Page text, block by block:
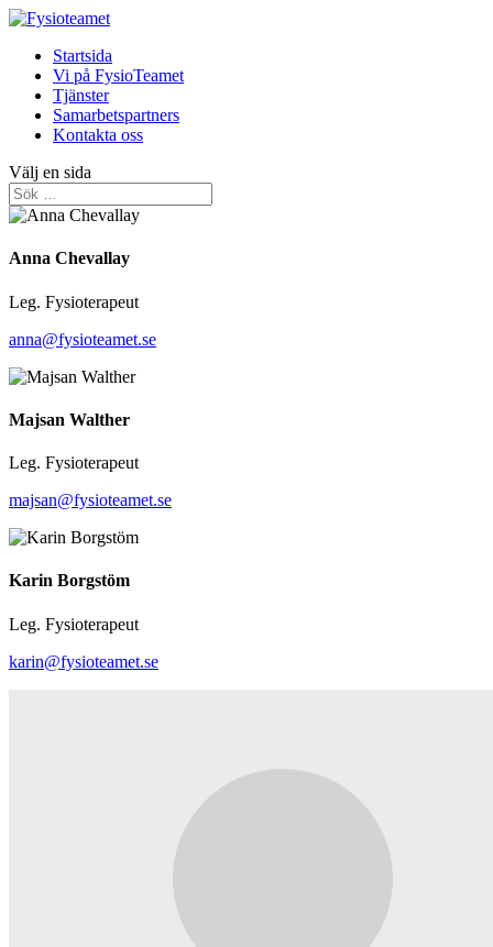
Startsida
Vi på FysioTeamet
Tjänster
Samarbetspartners
Kontakta oss
Välj en sida
Anna Chevallay
Leg. Fysioterapeut
anna@fysioteamet.se
Majsan Walther
Leg. Fysioterapeut
majsan@fysioteamet.se
Karin Borgstöm
Leg. Fysioterapeut
karin@fysioteamet.se